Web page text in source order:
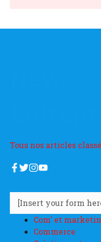
Tous nos articles
[Insert your form
Com' et
Commerce